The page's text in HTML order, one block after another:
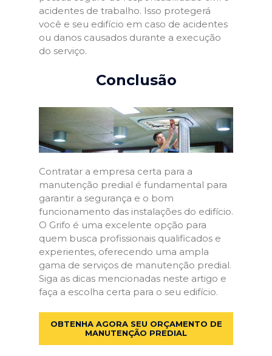
acidentes de trabalho. Isso protegerá
você e seu edifício em caso de acidentes
ou danos causados durante a execução
do serviço.
Conclusão
Contratar a empresa certa para a
manutenção predial é fundamental para
garantir a segurança e o bom
funcionamento das instalações do edifício.
O Grifo é uma excelente opção para
quem busca profissionais qualificados e
experientes, oferecendo uma ampla
gama de serviços de manutenção predial.
Siga as dicas mencionadas neste artigo e
faça a escolha certa para o seu edifício.
OBTENHA AGORA SEU ORÇAMENTO DE
MANUTENÇÃO PREDIAL